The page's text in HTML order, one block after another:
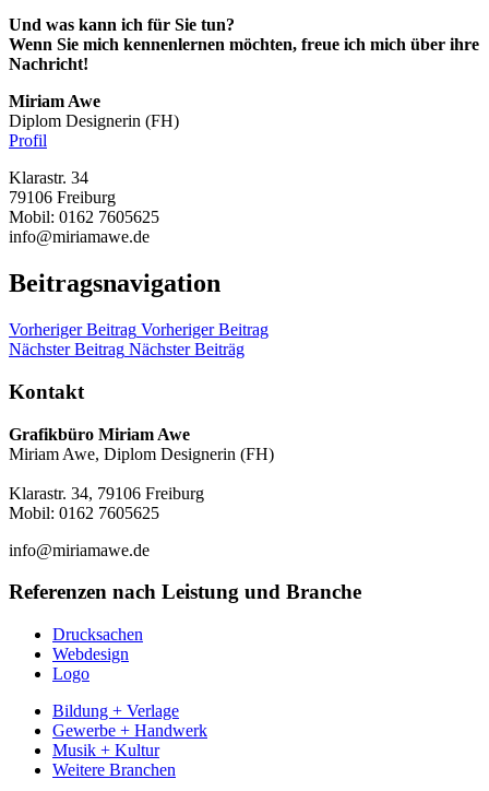
Und was kann ich für Sie tun?
Wenn Sie mich kennenlernen möchten, freue ich mich über ihre
Nachricht!
Miriam Awe
Diplom Designerin (FH)
Profil
Klarastr. 34
79106 Freiburg
Mobil: 0162 7605625
info@miriamawe.de
Beitragsnavigation
Vorheriger Beitrag Vorheriger Beitrag
Nächster Beitrag Nächster Beiträg
Kontakt
Grafikbüro Miriam Awe
Miriam Awe, Diplom Designerin (FH)
Klarastr. 34, 79106 Freiburg
Mobil: 0162 7605625
info@miriamawe.de
Referenzen nach Leistung und Branche
Drucksachen
Webdesign
Logo
Bildung + Verlage
Gewerbe + Handwerk
Musik + Kultur
Weitere Branchen